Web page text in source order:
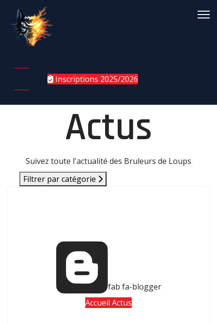
Inscriptions 2025/2026
Actus
Suivez toute l'actualité des Bruleurs de Loups
Filtrer par catégorie
fab fa-blogger
Accueil Actus